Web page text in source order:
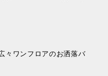
々ワンフロアのお洒落バ